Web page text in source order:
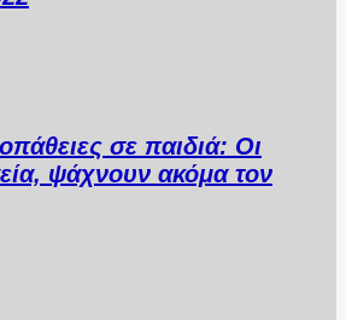
σε παιδιά: Οι
ψάχνουν ακόμα τον